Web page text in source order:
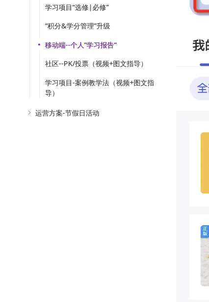
学习项目“选修|必修”
“积分&学分管理”升级
移动端--个人”学习报告“
社区--PK/投票（视频+图文指导）
学习项目-案例教学法（视频+图文指
导）
运营方案-节假日活动